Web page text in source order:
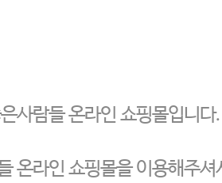
사람들 온라인 쇼핑몰입니다.
온라인 쇼핑몰을 이용해주셔